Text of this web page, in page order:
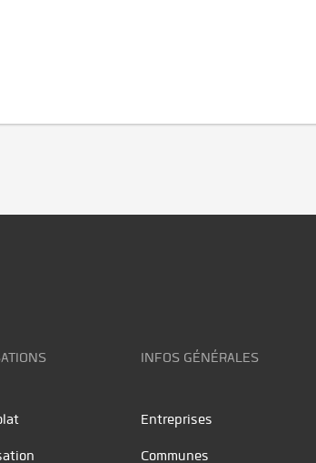
INFOS GÉNÉRALES
Entreprises
Communes